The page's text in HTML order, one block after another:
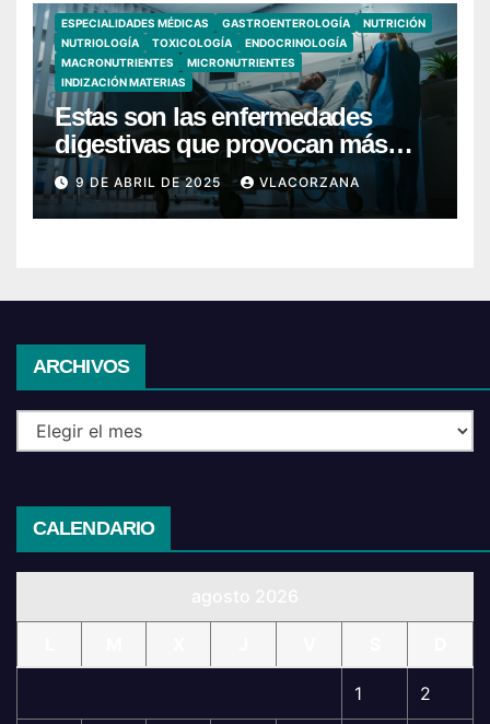
ESPECIALIDADES MÉDICAS GASTROENTEROLOGÍA
NUTRICIÓN
NUTRIOLOGÍA
TOXICOLOGÍA
ENDOCRINOLOGÍA
MACRONUTRIENTES
MICRONUTRIENTES
INDIZACIÓN MATERIAS
Estas son las enfermedades
digestivas que provocan más
hospitalizaciones en España
9 DE ABRIL DE 2025 VLACORZANA
ARCHIVOS
CALENDARIO
1 2